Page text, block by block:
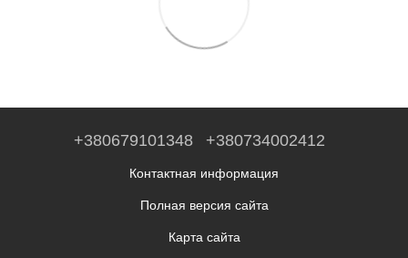
+380679101348 +380734002412
Контактная информация
Полная версия сайта
Карта сайта